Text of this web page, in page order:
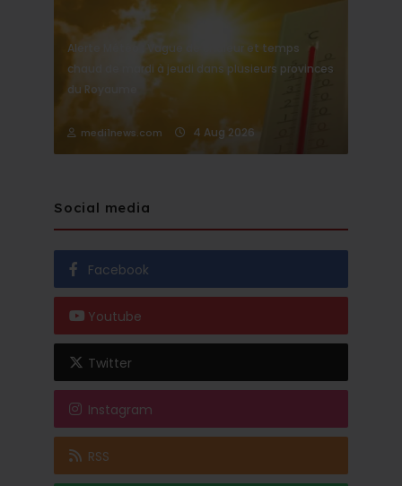
Alerte Météo : Vague de chaleur et temps
chaud de mardi à jeudi dans plusieurs provinces
du Royaume
medi1news.com 4 Aug 2026
Social media
Facebook
Youtube
Twitter
Instagram
RSS